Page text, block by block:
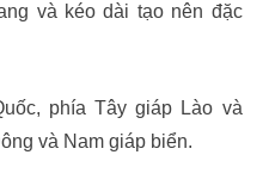
và kéo dài tạo nên đặc
phía Tây giáp Lào và
và Nam giáp biển.